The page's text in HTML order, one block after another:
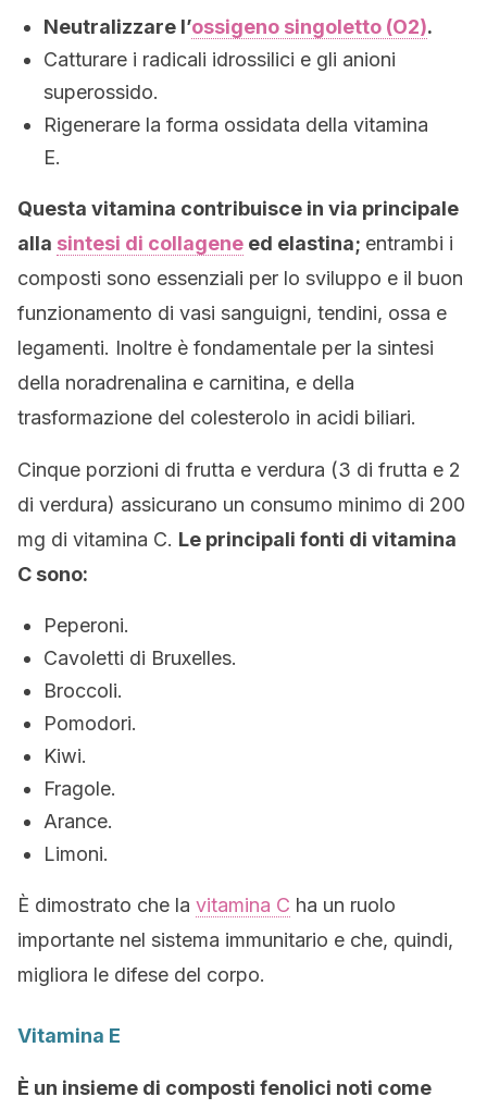
Neutralizzare l’ossigeno singoletto (O2).
Catturare i radicali idrossilici e gli anioni
superossido.
Rigenerare la forma ossidata della vitamina
E.
Questa vitamina contribuisce in via principale
alla sintesi di collagene ed elastina; entrambi i
composti sono essenziali per lo sviluppo e il buon
funzionamento di vasi sanguigni, tendini, ossa e
legamenti. Inoltre è fondamentale per la sintesi
della noradrenalina e carnitina, e della
trasformazione del colesterolo in acidi biliari.
Cinque porzioni di frutta e verdura (3 di frutta e 2
di verdura) assicurano un consumo minimo di 200
mg di vitamina C. Le principali fonti di vitamina
C sono:
Peperoni.
Cavoletti di Bruxelles.
Broccoli.
Pomodori.
Kiwi.
Fragole.
Arance.
Limoni.
È dimostrato che la vitamina C ha un ruolo
importante nel sistema immunitario e che, quindi,
migliora le difese del corpo.
Vitamina E
È un insieme di composti fenolici noti come